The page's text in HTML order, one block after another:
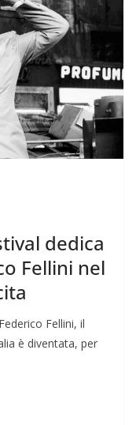
dedica
Fellini nel
Fellini, il
è diventata, per